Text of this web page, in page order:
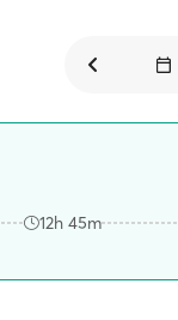
12h 45m